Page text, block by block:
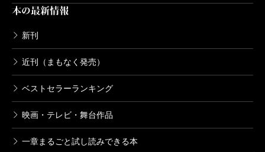
本の最新情報
新刊
近刊（まもなく発売）
ベストセラーランキング
映画・テレビ・舞台作品
一章まるごと試し読みできる本